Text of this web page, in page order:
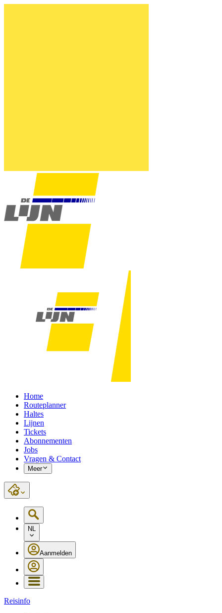
Home
Routeplanner
Haltes
Lijnen
Tickets
Abonnementen
Jobs
Vragen & Contact
Meer
NL
Aanmelden
Reisinfo